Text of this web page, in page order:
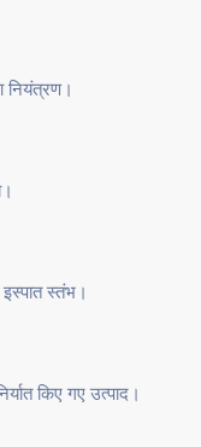
नियंत्रण।
स्तंभ।
किए गए उत्पाद।